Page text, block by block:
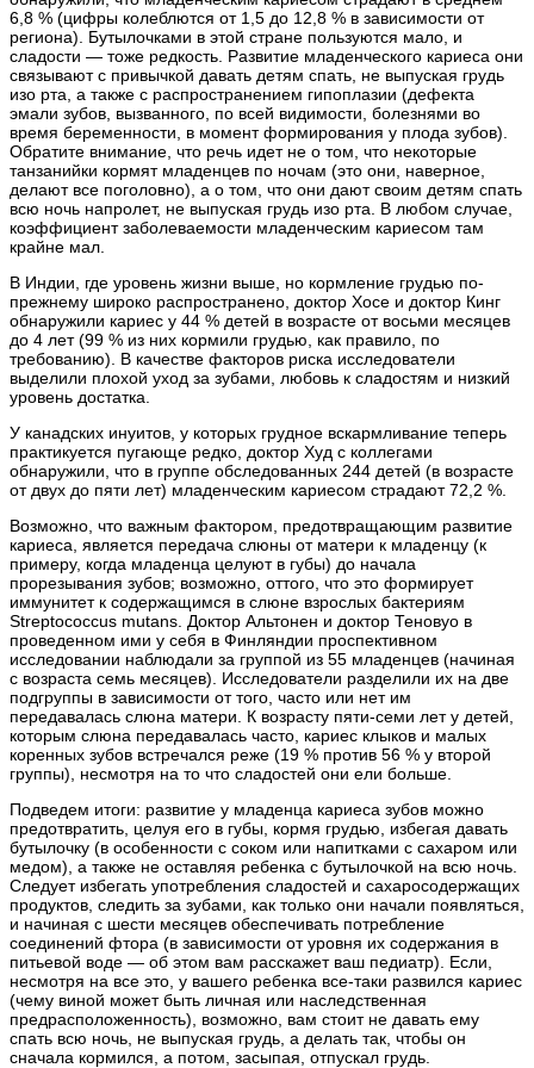
6,8 % (цифры колеблются от 1,5 до 12,8 % в зависимости от
региона). Бутылочками в этой стране пользуются мало, и
сладости — тоже редкость. Развитие младенческого кариеса они
связывают с привычкой давать детям спать, не выпуская грудь
изо рта, а также с распространением гипоплазии (дефекта
эмали зубов, вызванного, по всей видимости, болезнями во
время беременности, в момент формирования у плода зубов).
Обратите внимание, что речь идет не о том, что некоторые
танзанийки кормят младенцев по ночам (это они, наверное,
делают все поголовно), а о том, что они дают своим детям спать
всю ночь напролет, не выпуская грудь изо рта. В любом случае,
коэффициент заболеваемости младенческим кариесом там
крайне мал.
В Индии, где уровень жизни выше, но кормление грудью по-
прежнему широко распространено, доктор Хосе и доктор Кинг
обнаружили кариес у 44 % детей в возрасте от восьми месяцев
до 4 лет (99 % из них кормили грудью, как правило, по
требованию). В качестве факторов риска исследователи
выделили плохой уход за зубами, любовь к сладостям и низкий
уровень достатка.
У канадских инуитов, у которых грудное вскармливание теперь
практикуется пугающе редко, доктор Худ с коллегами
обнаружили, что в группе обследованных 244 детей (в возрасте
от двух до пяти лет) младенческим кариесом страдают 72,2 %.
Возможно, что важным фактором, предотвращающим развитие
кариеса, является передача слюны от матери к младенцу (к
примеру, когда младенца целуют в губы) до начала
прорезывания зубов; возможно, оттого, что это формирует
иммунитет к содержащимся в слюне взрослых бактериям
Streptococcus mutans. Доктор Альтонен и доктор Теновуо в
проведенном ими у себя в Финляндии проспективном
исследовании наблюдали за группой из 55 младенцев (начиная
с возраста семь месяцев). Исследователи разделили их на две
подгруппы в зависимости от того, часто или нет им
передавалась слюна матери. К возрасту пяти-семи лет у детей,
которым слюна передавалась часто, кариес клыков и малых
коренных зубов встречался реже (19 % против 56 % у второй
группы), несмотря на то что сладостей они ели больше.
Подведем итоги: развитие у младенца кариеса зубов можно
предотвратить, целуя его в губы, кормя грудью, избегая давать
бутылочку (в особенности с соком или напитками с сахаром или
медом), а также не оставляя ребенка с бутылочкой на всю ночь.
Следует избегать употребления сладостей и сахаросодержащих
продуктов, следить за зубами, как только они начали появляться,
и начиная с шести месяцев обеспечивать потребление
соединений фтора (в зависимости от уровня их содержания в
питьевой воде — об этом вам расскажет ваш педиатр). Если,
несмотря на все это, у вашего ребенка все-таки развился кариес
(чему виной может быть личная или наследственная
предрасположенность), возможно, вам стоит не давать ему
спать всю ночь, не выпуская грудь, а делать так, чтобы он
сначала кормился, а потом, засыпая, отпускал грудь.